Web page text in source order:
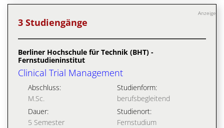
Anzeige
3 Studiengänge
Berliner Hochschule für Technik (BHT) -
Fernstudieninstitut
Clinical Trial Management
Abschluss:
M.Sc.
Studienform:
berufsbegleitend
Dauer:
5 Semester
Studienort:
Fernstudium